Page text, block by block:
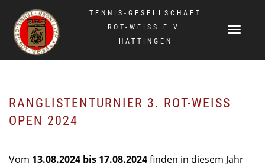
TENNIS-GESELLSCHAFT
ROT-WEISS E.V.
HATTINGEN
NAVIGATION
RANGLISTENTURNIER 3. ROT-WEISS O
PEN 2024
Vom 13.08.2024 bis 17.08.2024finden in diesem Jahr